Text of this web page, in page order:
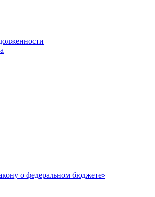
о федеральном бюджете»